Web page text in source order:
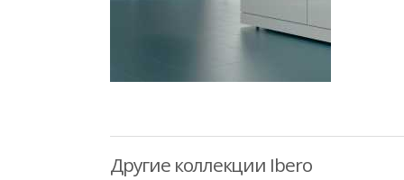
Другие коллекции Ibero